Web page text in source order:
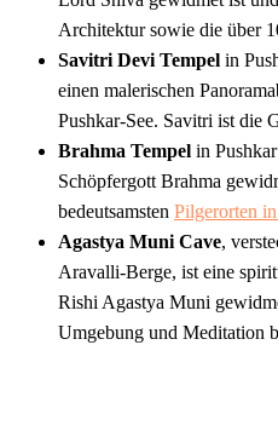
Architektur sowie die über
Savitri Devi Tempel in
einen malerischen
Pushkar-See. Savitri ist die
Brahma Tempel in
Schöpfergott Brahma
bedeutsamsten Pilgerorten
Agastya Muni Cave,
Aravalli-Berge, ist eine
Rishi Agastya Muni
Umgebung und Meditation